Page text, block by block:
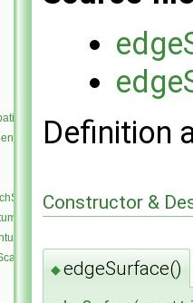
Definition
Constructor &
◆edgeSurface()